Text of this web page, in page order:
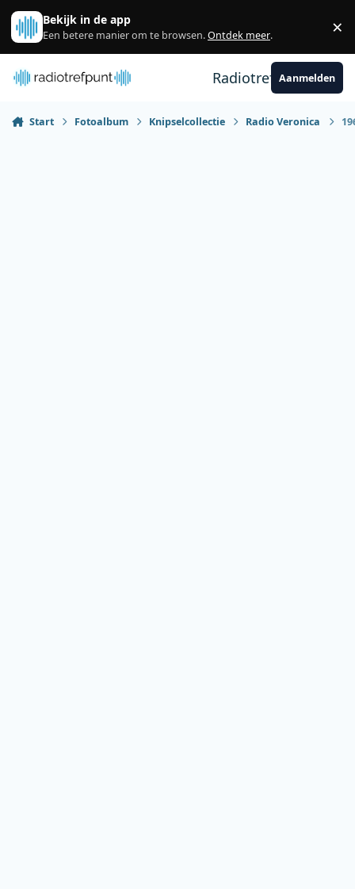
Spring naar bijdragen
Bekijk in de app
Een betere manier om te browsen.Ontdek meer. ×
RadiotrefpuntAanmelden
Start Fotoalbum Knipselcollectie Radio Veronica